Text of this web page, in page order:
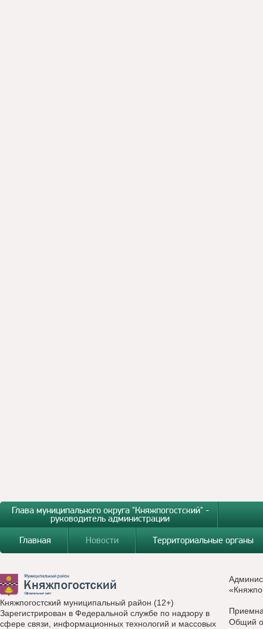
Глава муниципального округа "Княжпогостский" -
руководитель администрации
Главная
Новости Территориальные органы
Княжпогостский муниципальный район (12+)
Зарегистрирован в Федеральной службе по надзору в
сфере связи, информационных технологий и массовых
Общий